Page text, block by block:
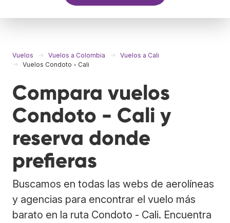
Vuelos Vuelos a Colombia
Vuelos a Cali
Vuelos Condoto - Cali
Compara vuelos
Condoto - Cali y
reserva donde
prefieras
Buscamos en todas las webs de aerolíneas
y agencias para encontrar el vuelo más
barato en la ruta Condoto - Cali. Encuentra